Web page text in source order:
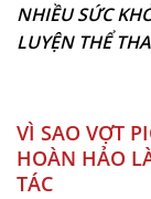
NHIỀU SỨC
LUYỆN THỂ
VÌ SAO VỢT
HOÀN HẢO
TÁC